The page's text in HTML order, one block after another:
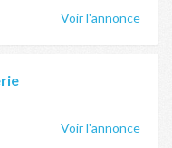
Voir l'annonce
Voir l'annonce